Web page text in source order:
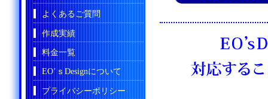
よくあるご質問
作成実績
料金一覧
EO’ｓDesignについて
プライバシーポリシー